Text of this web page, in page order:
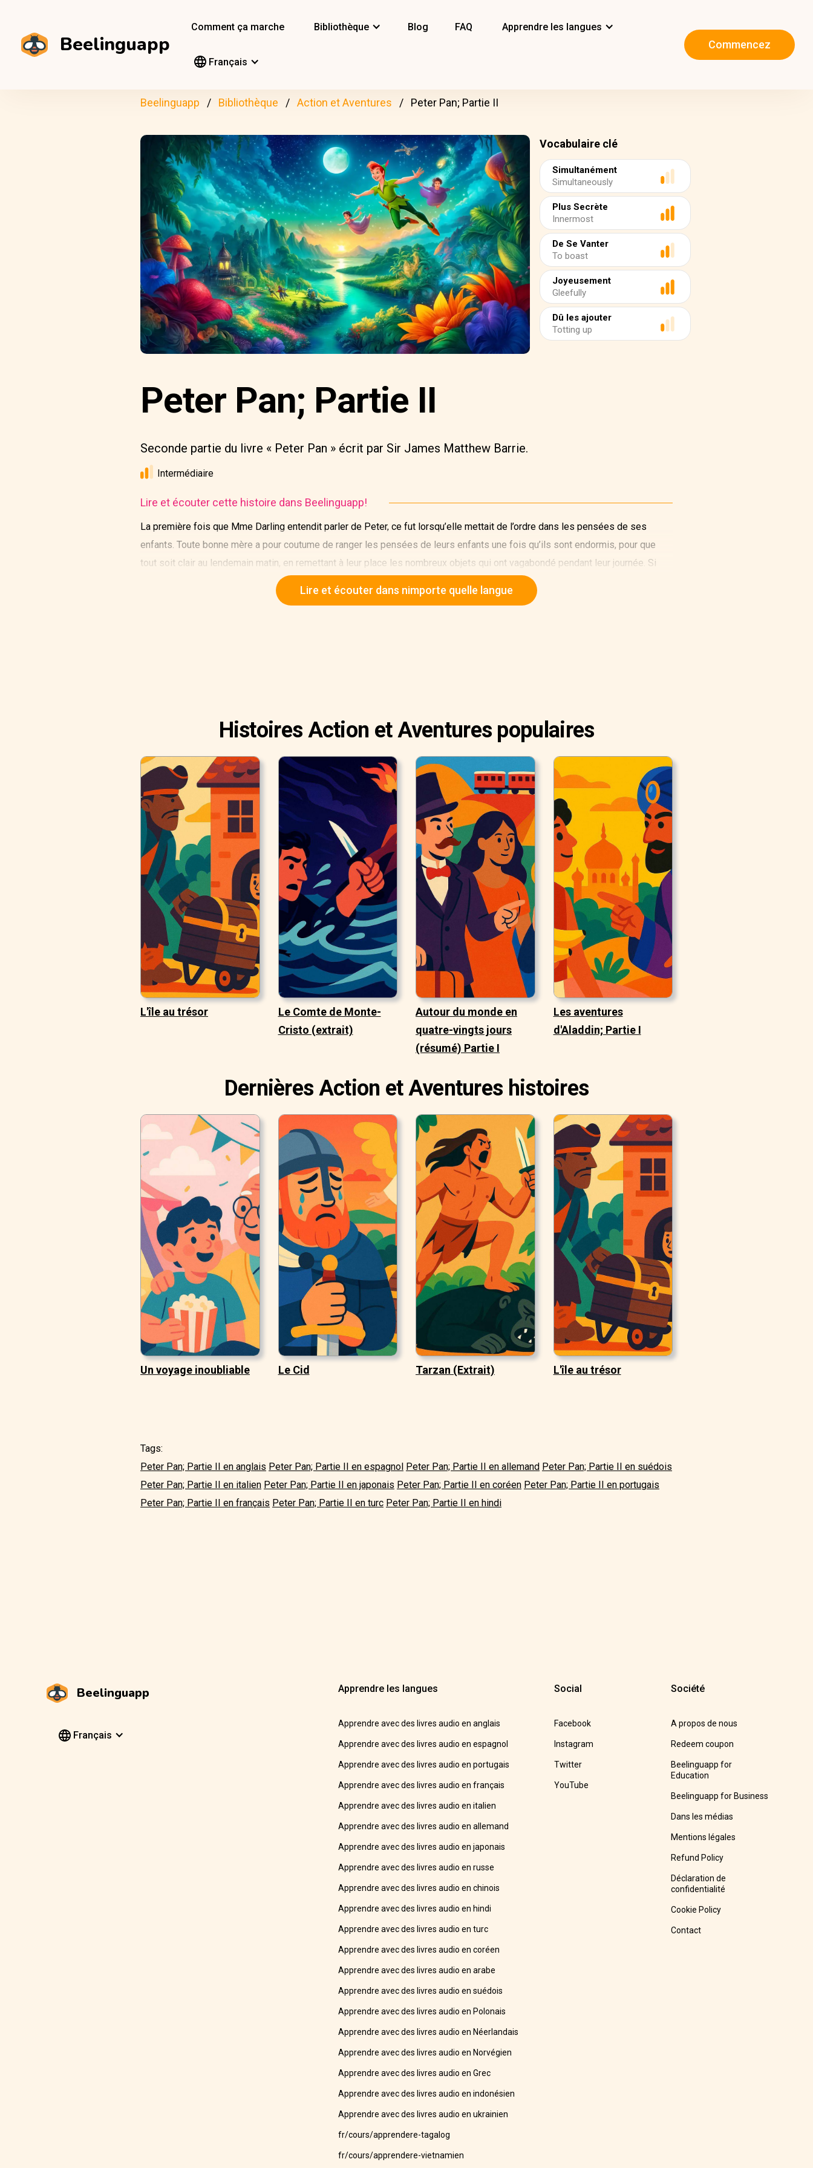
Beelinguapp
Comment ça marche Bibliothèque Blog FAQ Apprendre les langues
Français
Commencez
Beelinguapp Bibliothèque Action et Aventures Peter Pan; Partie II
Vocabulaire clé
Simultanément
Simultaneously
Plus Secrète
Innermost
De Se Vanter
To boast
Joyeusement
Gleefully
Dû les ajouter
Totting up
Peter Pan; Partie II
Seconde partie du livre « Peter Pan » écrit par Sir James Matthew Barrie.
Intermédiaire
Lire et écouter cette histoire dans Beelinguapp!
La première fois que Mme Darling entendit parler de Peter, ce fut lorsqu’elle mettait de l’ordre dans les pensées de ses
enfants. Toute bonne mère a pour coutume de ranger les pensées de leurs enfants une fois qu’ils sont endormis, pour que
tout soit clair au lendemain matin, en remettant à leur place les nombreux objets qui ont vagabondé pendant leur journée. Si
vous pouviez rester éveillé (chose impossible, bien sûr) vous verriez votre propre mère à la tâche, et vous trouveriez cela
très intéressant à observer. C’est comme mettre de l’ordre dans des tiroirs. Vous la verriez à genoux, je présume. Elle
Lire et écouter dans nimporte quelle langue
Histoires Action et Aventures populaires
L'île au trésor
Le Comte de Monte-
Cristo (extrait)
Autour du monde en
quatre-vingts jours
(résumé) Partie I
Les aventures
d'Aladdin; Partie I
Dernières Action et Aventures histoires
Un voyage inoubliable Le Cid Tarzan (Extrait) L'île au trésor
Tags:
Peter Pan; Partie II en anglais Peter Pan; Partie II en espagnol Peter Pan; Partie II en allemand Peter Pan; Partie II en suédois
Peter Pan; Partie II en italien Peter Pan; Partie II en japonais Peter Pan; Partie II en coréen Peter Pan; Partie II en portugais
Peter Pan; Partie II en français Peter Pan; Partie II en turc Peter Pan; Partie II en hindi
Beelinguapp
Français
Apprendre les langues
Apprendre avec des livres audio en anglais
Apprendre avec des livres audio en espagnol
Apprendre avec des livres audio en portugais
Apprendre avec des livres audio en français
Apprendre avec des livres audio en italien
Apprendre avec des livres audio en allemand
Apprendre avec des livres audio en japonais
Apprendre avec des livres audio en russe
Apprendre avec des livres audio en chinois
Apprendre avec des livres audio en hindi
Apprendre avec des livres audio en turc
Apprendre avec des livres audio en coréen
Apprendre avec des livres audio en arabe
Apprendre avec des livres audio en suédois
Apprendre avec des livres audio en Polonais
Apprendre avec des livres audio en Néerlandais
Apprendre avec des livres audio en Norvégien
Apprendre avec des livres audio en Grec
Apprendre avec des livres audio en indonésien
Apprendre avec des livres audio en ukrainien
fr/cours/apprendere-tagalog
fr/cours/apprendere-vietnamien
Social
Facebook
Instagram
Twitter
YouTube
Société
A propos de nous
Redeem coupon
Beelinguapp for
Education
Beelinguapp for Business
Dans les médias
Mentions légales
Refund Policy
Déclaration de
confidentialité
Cookie Policy
Contact